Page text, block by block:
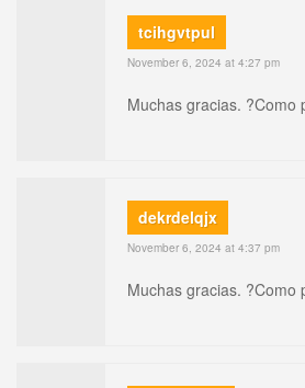
tcihgvtpul
November 6, 2024 at 4:27 pm
Muchas gracias. ?Como
dekrdelqjx
November 6, 2024 at 4:37 pm
Muchas gracias. ?Como